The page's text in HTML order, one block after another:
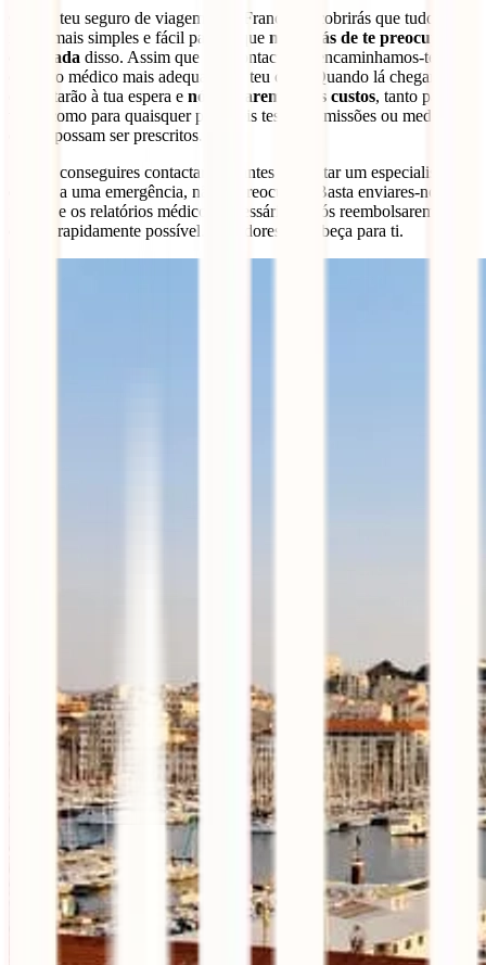
Com o teu seguro de viagem para França descobrirás que tudo é
muito mais simples e fácil para ti, que não terás de te preocupar
com nada disso. Assim que nos contactares, encaminhamos-te para
o centro médico mais adequado ao teu caso. Quando lá chegares,
eles estarão à tua espera e nós trataremos dos custos, tanto para a
visita como para quaisquer possíveis testes, admissões ou medicação
que te possam ser prescritos.
Se não conseguires contactar-nos antes de visitar um especialista
devido a uma emergência, não te preocupes. Basta enviares-nos as
faturas e os relatórios médicos necessários e nós reembolsaremos-te
o mais rapidamente possível. Sem dores de cabeça para ti.